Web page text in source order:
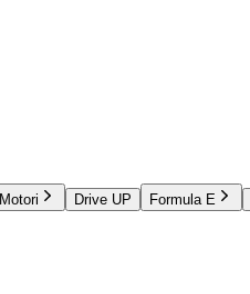
Motori Drive UP Formula E